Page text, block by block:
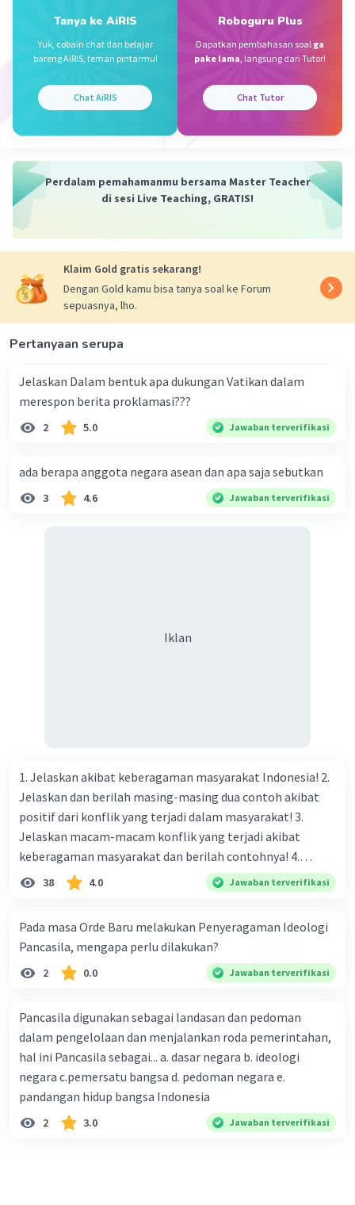
Beri Rating·5.0 Balas
Muhammad R Level 22
Ketuhanan yang Maha ESA
Tanya ke AiRIS
Yuk, cobain chat dan belajar
bareng AiRIS, teman pintarmu!
Chat AiRIS
Roboguru Plus
Dapatkan pembahasan soal ga
pake lama, langsung dari Tutor!
Chat Tutor
Perdalam pemahamanmu bersama Master Teacher
di sesi Live Teaching, GRATIS!
Klaim Gold gratis sekarang!
Dengan Gold kamu bisa tanya soal ke Forum
sepuasnya, lho.
Pertanyaan serupa
Jelaskan Dalam bentuk apa dukungan Vatikan dalam
merespon berita proklamasi???
2 5.0 Jawaban terverifikasi
ada berapa anggota negara asean dan apa saja sebutkan
3 4.6 Jawaban terverifikasi
Iklan
1. Jelaskan akibat keberagaman masyarakat Indonesia! 2.
Jelaskan dan berilah masing-masing dua contoh akibat
positif dari konflik yang terjadi dalam masyarakat! 3.
Jelaskan macam-macam konflik yang terjadi akibat
keberagaman masyarakat dan berilah contohnya! 4.
Mengapa dalam masyarakat yang memiliki keberagaman
bahasa, dan budaya. Berdasarkan pernyataan tersebut,
apa yang dapat kalian lakukan untuk menjaga
keberagaman supaya terhindar dari konflik?
38 4.0 Jawaban terverifikasi
Pada masa Orde Baru melakukan Penyeragaman Ideologi
Pancasila, mengapa perlu dilakukan?
2 0.0 Jawaban terverifikasi
Pancasila digunakan sebagai landasan dan pedoman
dalam pengelolaan dan menjalankan roda pemerintahan,
hal ini Pancasila sebagai... a. dasar negara b. ideologi
negara c.pemersatu bangsa d. pedoman negara e.
pandangan hidup bangsa Indonesia
2 3.0 Jawaban terverifikasi